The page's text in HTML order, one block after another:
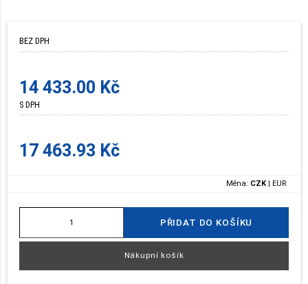
BEZ DPH
14 433.00 Kč
S DPH
17 463.93 Kč
Měna: CZK | EUR
PŘIDAT DO KOŠÍKU
Nákupní košík